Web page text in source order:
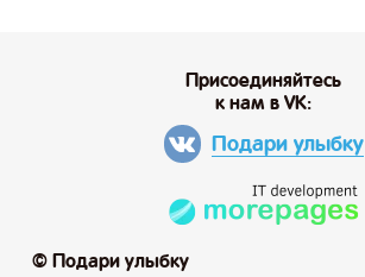
© Подари улыбку
Присоединяйтесь
к нам в VK:
Подари улыбку